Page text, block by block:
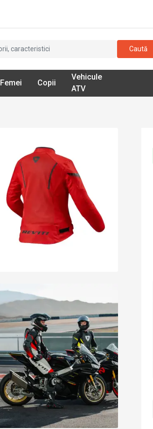
Caută
Femei Copii
Vehicule
ATV